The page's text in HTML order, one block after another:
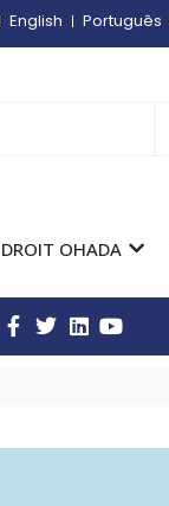
English Português
OHADA